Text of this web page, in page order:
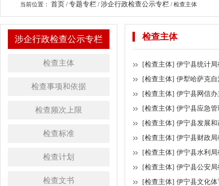
当前位置： 首页 /专题专栏 /涉企行政检查公示专栏 /检查主体
涉企行政检查公示专栏
检查主体
检查事项和依据
检查频次上限
检查标准
检查计划
检查文书
检查主体
[检查主体] 伊宁县统计
[检查主体] 伊犁哈萨克
[检查主体] 伊宁县网信
[检查主体] 伊宁县应急
[检查主体] 伊宁县发展
[检查主体] 伊宁县财政
[检查主体] 伊宁县水利
[检查主体] 伊宁县公安
[检查主体] 伊宁县文化